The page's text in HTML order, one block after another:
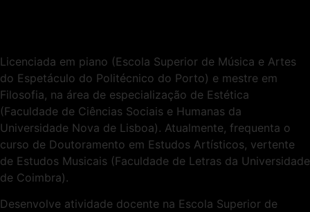
Licenciada em piano (Escola Superior de Música e Artes
do Espetáculo do Politécnico do Porto) e mestre em
Filosofia, na área de especialização de Estética
(Faculdade de Ciências Sociais e Humanas da
Universidade Nova de Lisboa). Atualmente, frequenta o
curso de Doutoramento em Estudos Artísticos, vertente
de Estudos Musicais (Faculdade de Letras da Universidade
de Coimbra).
Desenvolve atividade docente na Escola Superior de